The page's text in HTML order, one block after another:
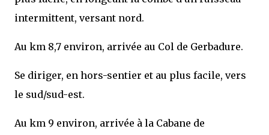
intermittent, versant nord.
Au km 8,7 environ, arrivée au Col de Gerbadure.
Se diriger, en hors-sentier et au plus facile, vers
le sud/sud-est.
Au km 9 environ, arrivée à la Cabane de